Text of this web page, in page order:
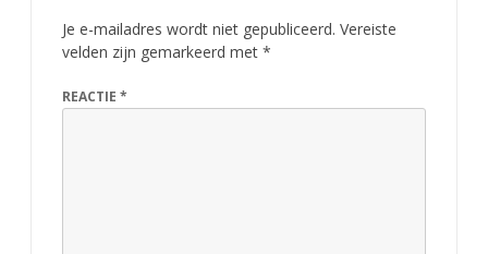
Je e-mailadres wordt niet gepubliceerd. Vereiste
velden zijn gemarkeerd met *
REACTIE *